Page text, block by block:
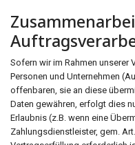
Sofern wir im Rahmen unserer
Personen und Unternehmen
offenbaren, sie an diese
Daten gewähren, erfolgt dies
Erlaubnis (z.B. wenn eine
Zahlungsdienstleister, gem.